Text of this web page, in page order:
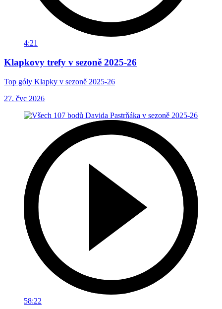
4:21
Klapkovy trefy v sezoně 2025-26
Top góly Klapky v sezoně 2025-26
27. čvc 2026
58:22